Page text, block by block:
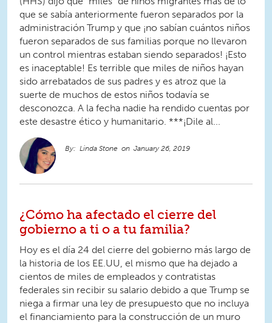
que se sabía anteriormente fueron separados por la
administración Trump y que ¡no sabían cuántos niños
fueron separados de sus familias porque no llevaron
un control mientras estaban siendo separados! ¡Esto
es inaceptable! Es terrible que miles de niños hayan
sido arrebatados de sus padres y es atroz que la
suerte de muchos de estos niños todavía se
desconozca. A la fecha nadie ha rendido cuentas por
este desastre ético y humanitario. ***¡Dile al...
Linda Stone January 26, 2019
¿Cómo ha afectado el cierre del
gobierno a ti o a tu familia?
Hoy es el día 24 del cierre del gobierno más largo de
la historia de los EE.UU, el mismo que ha dejado a
cientos de miles de empleados y contratistas
federales sin recibir su salario debido a que Trump se
niega a firmar una ley de presupuesto que no incluya
el financiamiento para la construcción de un muro